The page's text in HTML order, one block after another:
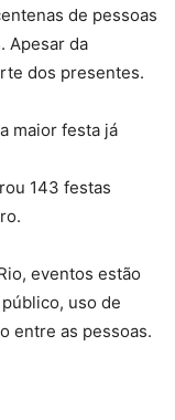
de pessoas
Apesar da
dos presentes.
maior festa já
143 festas
eventos estão
uso de
entre as pessoas.